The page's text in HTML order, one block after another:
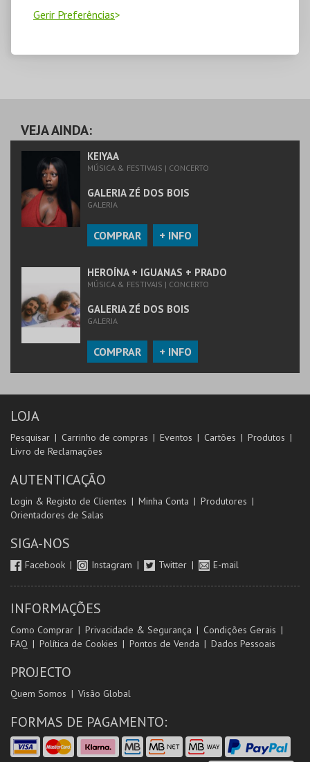
Gerir Preferências
VEJA AINDA:
KEIYAA
MÚSICA & FESTIVAIS | CONCERTO
GALERIA ZÉ DOS BOIS
GALERIA
COMPRAR + INFO
HEROÍNA + IGUANAS + PRADO
MÚSICA & FESTIVAIS | CONCERTO
GALERIA ZÉ DOS BOIS
GALERIA
COMPRAR + INFO
LOJA
Pesquisar Carrinho de compras Eventos Cartões
Produtos
Livro de Reclamações
AUTENTICAÇÃO
Login & Registo de Clientes Minha Conta
Produtores
Orientadores de Salas
SIGA-NOS
Facebook Instagram Twitter E-mail
INFORMAÇÕES
Como Comprar Privacidade & Segurança
Condições Gerais
FAQ
Política de Cookies Pontos de Venda Dados Pessoais
PROJECTO
Quem Somos Visão Global
FORMAS DE PAGAMENTO: